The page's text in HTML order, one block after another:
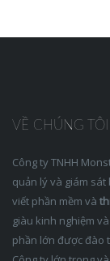
VỀ CHÚNG TÔI
Công ty TNHH
quản lý và giám sát
viết phần mềm và
giàu kinh nghiệm
phần lớn được đào